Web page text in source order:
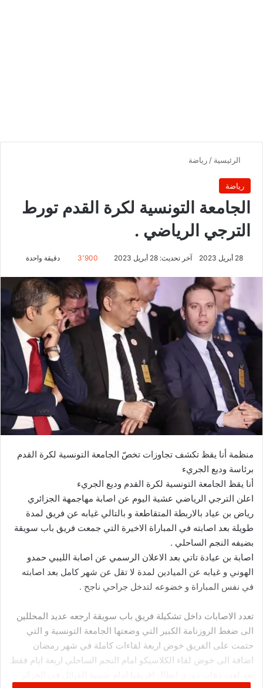
الرئيسية / رياضة
رياضة
الجامعة التونسية لكرة القدم تورط
الترجي الرياضي .
28 أبريل 2023 آخر تحديث: 28 أبريل 2023 3٬900 دقيقة واحدة
منظمة أنا يقظ تكشف تجاوزات تخصّ الجامعة التونسية لكرة القدم
برئاسة وديع الجريء
أنا يقظ الجامعة التونسية لكرة القدم وديع الجريء
اعلن الترجي الرياضي عشية اليوم عن اصابة مهاجمهة الجزائري
رياض بن عياد بالاربطة المتقاطعة و بالتالي غيابه عن فريق لمدة
طويلة بعد اصابته في المباراة الاخيرة التي جمعت فريق باب سويقة
بضيفه النجم الساحلي .
اصابة بن عيادة تاتي بعد الاعلان الرسمي عن اصابة الليبي حمدو
الهوني و غيابه عن الميادين لمدة لا تقل عن شهر كامل بعد اصابته
في نفس المباراة و خضوعه لتدخل جراحي ناجح .
تعدد الاصابات داخل تشكيلة فريق باب سويقة ارجعه عديد المحللين
الى ضغط الروزنامة الكبير التي وضعتها الجامعة التونسية و التي
حتمت على الفريق خوض اربعة لقاءات كاملة في شهر رمضان
اضافة الى خوض لقاء الكلاسيكو امام النجم الساحلي اربعة ايام فقط